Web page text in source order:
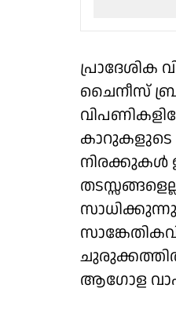
ചൈനീസ്
കാറുകളുടെ
നിരക്കുകൾ
ആഗോള